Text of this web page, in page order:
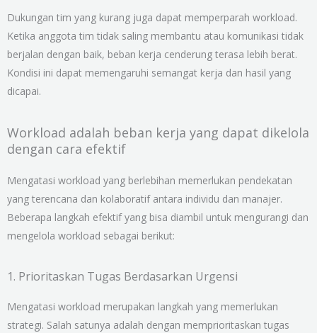
Dukungan tim yang kurang juga dapat memperparah workload.
Ketika anggota tim tidak saling membantu atau komunikasi tidak
berjalan dengan baik, beban kerja cenderung terasa lebih berat.
Kondisi ini dapat memengaruhi semangat kerja dan hasil yang
dicapai.
Workload adalah beban kerja yang dapat dikelola
dengan cara efektif
Mengatasi workload yang berlebihan memerlukan pendekatan
yang terencana dan kolaboratif antara individu dan manajer.
Beberapa langkah efektif yang bisa diambil untuk mengurangi dan
mengelola workload sebagai berikut:
1. Prioritaskan Tugas Berdasarkan Urgensi
Mengatasi workload merupakan langkah yang memerlukan
strategi. Salah satunya adalah dengan memprioritaskan tugas